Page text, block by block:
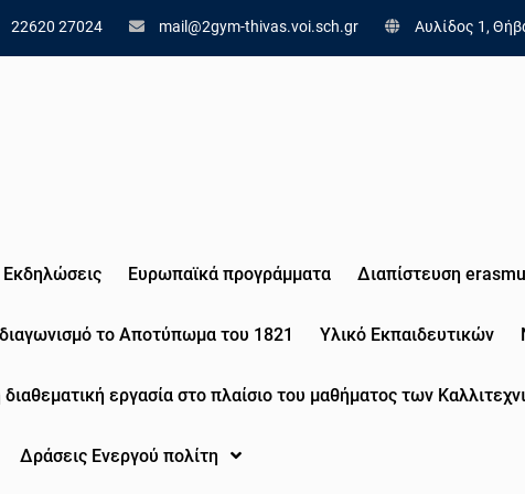
22620 27024 mail@2gym-thivas.voi.sch.gr Αυλίδος 1,
Εκδηλώσεις Eυρωπαϊκά προγράμματα Διαπίστευση
το Αποτύπωμα του 1821 Υλικό Εκπαιδευτικών
διαθεματική εργασία στο πλαίσιο του μαθήματος των
Δράσεις Ενεργού πολίτη